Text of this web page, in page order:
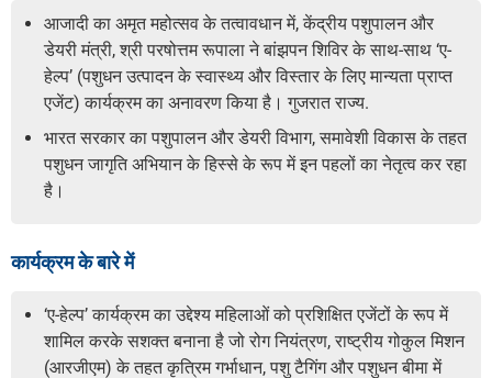
आजादी का अमृत महोत्सव के तत्वावधान में, केंद्रीय पशुपालन और
डेयरी मंत्री, श्री परषोत्तम रूपाला ने बांझपन शिविर के साथ-साथ ‘ए-
हेल्प’ (पशुधन उत्पादन के स्वास्थ्य और विस्तार के लिए मान्यता प्राप्त
एजेंट) कार्यक्रम का अनावरण किया है। गुजरात राज्य.
भारत सरकार का पशुपालन और डेयरी विभाग, समावेशी विकास के तहत
पशुधन जागृति अभियान के हिस्से के रूप में इन पहलों का नेतृत्व कर रहा
है।
कार्यक्रम के बारे में
‘ए-हेल्प’ कार्यक्रम का उद्देश्य महिलाओं को प्रशिक्षित एजेंटों के रूप में
शामिल करके सशक्त बनाना है जो रोग नियंत्रण, राष्ट्रीय गोकुल मिशन
(आरजीएम) के तहत कृत्रिम गर्भाधान, पशु टैगिंग और पशुधन बीमा में